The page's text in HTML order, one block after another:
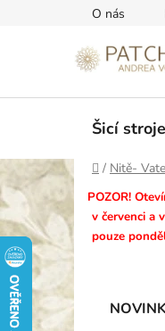
O nás
Šicí
Domů
/ Nitě-
P
o
s
t
r
a
POZOR!
v červenci a
pouze
Přeskočit
kategorie
K